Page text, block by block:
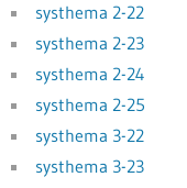
systhema 2-22
systhema 2-23
systhema 2-24
systhema 2-25
systhema 3-22
systhema 3-23